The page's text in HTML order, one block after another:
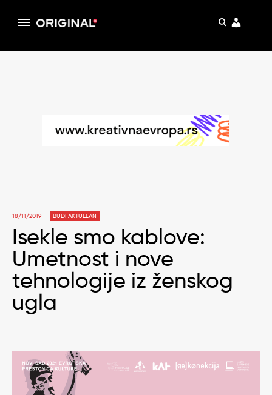
pretraga
18/11/2019 BUDI AKTUELAN
Isekle smo kablove:
Umetnost i nove
tehnologije iz ženskog
ugla